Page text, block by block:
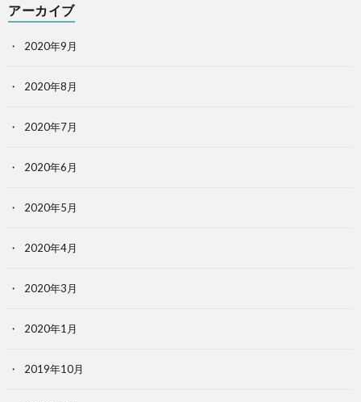
アーカイブ
2020年9月
2020年8月
2020年7月
2020年6月
2020年5月
2020年4月
2020年3月
2020年1月
2019年10月